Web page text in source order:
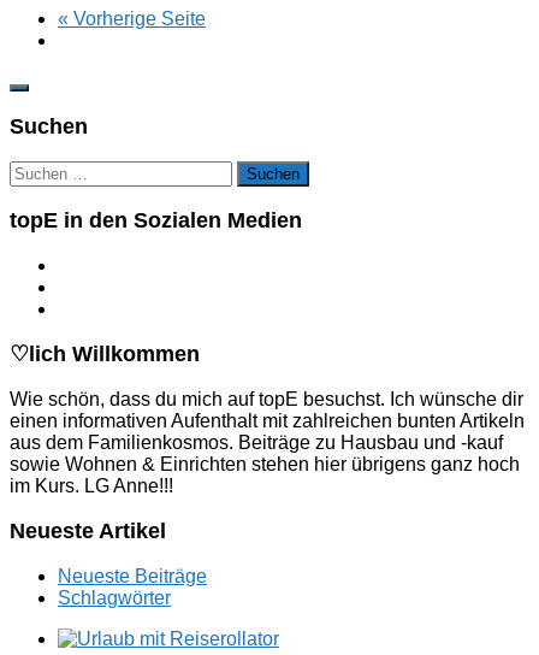
« Vorherige Seite
Suchen
Suchen
nach:
topE in den Sozialen Medien
♡lich Willkommen
Wie schön, dass du mich auf topE besuchst. Ich wünsche dir
einen informativen Aufenthalt mit zahlreichen bunten Artikeln
aus dem Familienkosmos. Beiträge zu Hausbau und -kauf
sowie Wohnen & Einrichten stehen hier übrigens ganz hoch
im Kurs. LG Anne!!!
Neueste Artikel
Neueste Beiträge
Schlagwörter